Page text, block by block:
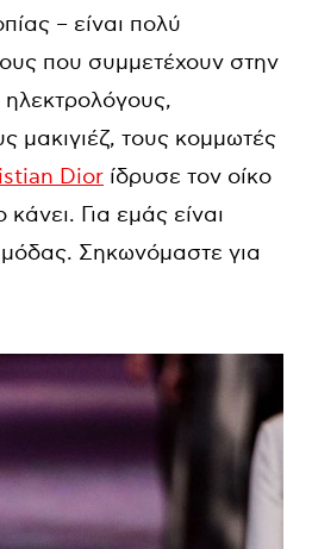
– είναι πολύ
που συμμετέχουν στην
μακιγιέζ, τους κομμωτές
Dior ίδρυσε τον οίκο
Για εμάς είναι
Σηκωνόμαστε για